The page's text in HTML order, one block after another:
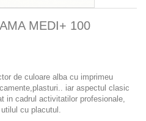
MEDI+ 100
de culoare alba cu imprimeu
iar aspectul clasic
in cadrul activitatilor profesionale,
cu placutul.